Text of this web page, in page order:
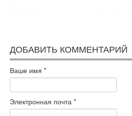
ДОБАВИТЬ КОММЕНТАРИЙ
Ваше имя *
Электронная почта *